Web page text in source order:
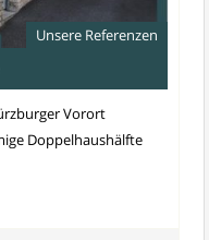
Unsere Referenzen
Vorort
Doppelhaushälfte